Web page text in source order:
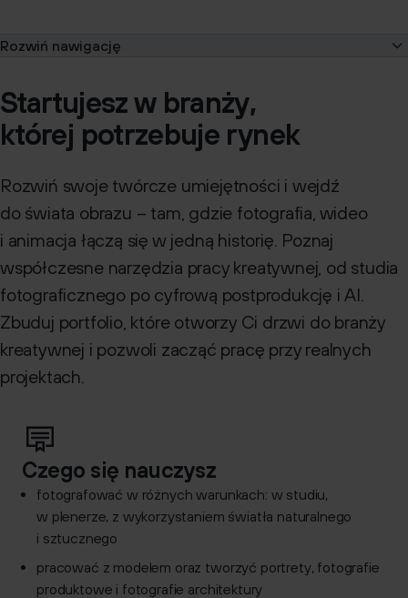
Rozwiń nawigację
Program
Opłaty
Dokumenty do pobrania
Kontakt
Startujesz w branży,
której potrzebuje rynek
Rozwiń swoje twórcze umiejętności i wejdź
do świata obrazu – tam, gdzie fotografia, wideo
i animacja łączą się w jedną historię. Poznaj
współczesne narzędzia pracy kreatywnej, od studia
fotograficznego po cyfrową postprodukcję i AI.
Zbuduj portfolio, które otworzy Ci drzwi do branży
kreatywnej i pozwoli zacząć pracę przy realnych
projektach.
Czego się nauczysz
fotografować w różnych warunkach: w studiu,
w plenerze, z wykorzystaniem światła naturalnego
i sztucznego
pracować z modelem oraz tworzyć portrety, fotografie
produktowe i fotografie architektury